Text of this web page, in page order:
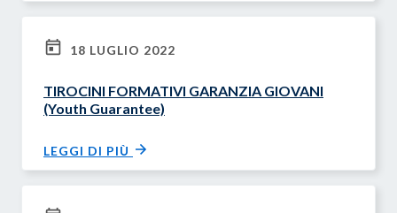
18 LUGLIO 2022
TIROCINI FORMATIVI GARANZIA GIOVANI
(Youth Guarantee)
LEGGI DI PIÙ